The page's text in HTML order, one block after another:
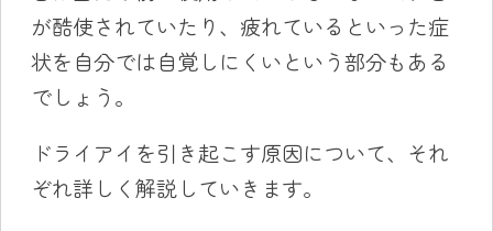
が酷使されていたり、疲れているといった症
状を自分では自覚しにくいという部分もある
でしょう。
ドライアイを引き起こす原因について、それ
ぞれ詳しく解説していきます。